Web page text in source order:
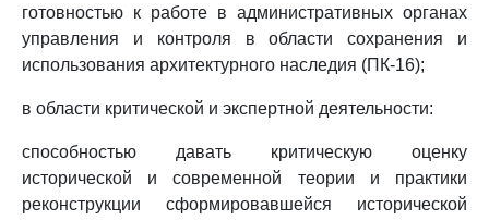
готовностью к работе в административных органах
управления и контроля в области сохранения и
использования архитектурного наследия (ПК-16);
в области критической и экспертной деятельности:
способностью давать критическую оценку
исторической и современной теории и практики
реконструкции сформировавшейся исторической